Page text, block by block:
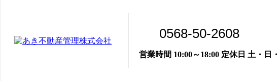
0568-50-2608
営業時間 10:00～18:00 定休日 土・日